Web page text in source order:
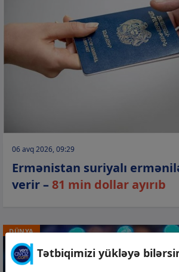
06 avq 2026, 09:29
Ermənistan suriyalı
verir –81 min dollar ayırıb
DÜNYA
Tətbiqimizi yükləyə